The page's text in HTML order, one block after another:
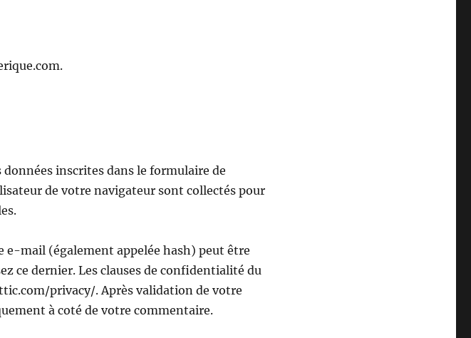
inscrites dans le formulaire de
de votre navigateur sont collectés pour
e-mail (également appelée hash) peut être
ce dernier. Les clauses de confidentialité du
privacy/. Après validation de votre
à coté de votre commentaire.